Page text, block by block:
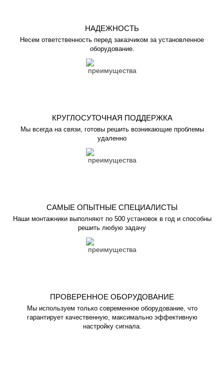
НАДЕЖНОСТЬ
Несем ответственность перед заказчиком за установленное
оборудование.
КРУГЛОСУТОЧНАЯ ПОДДЕРЖКА
Мы всегда на связи, готовы решить возникающие проблемы
удаленно
САМЫЕ ОПЫТНЫЕ СПЕЦИАЛИСТЫ
Наши монтажники выполняют по 500 установок в год и способны
решить любую задачу
ПРОВЕРЕННОЕ ОБОРУДОВАНИЕ
Мы используем только современное оборудование, что
гарантирует качественную, максимально эффективную
настройку сигнала.